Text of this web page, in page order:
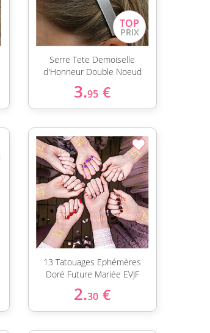
Serre Tete Demoiselle
d'Honneur Double Noeud
3.95 €
13 Tatouages Ephémères
Doré Future Mariée EVJF
2.30 €